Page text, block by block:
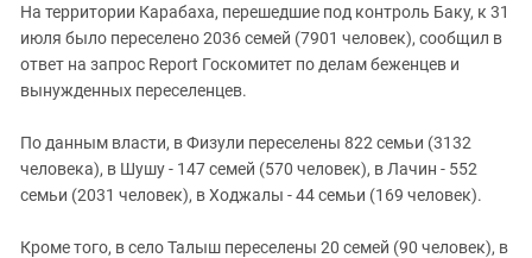
На территории Карабаха, перешедшие под контроль Баку, к 31
июля было переселено 2036 семей (7901 человек), сообщил в
ответ на запрос Report Госкомитет по делам беженцев и
вынужденных переселенцев.
По данным власти, в Физули переселены 822 семьи (3132
человека), в Шушу - 147 семей (570 человек), в Лачин - 552
семьи (2031 человек), в Ходжалы - 44 семьи (169 человек).
Кроме того, в село Талыш переселены 20 семей (90 человек), в